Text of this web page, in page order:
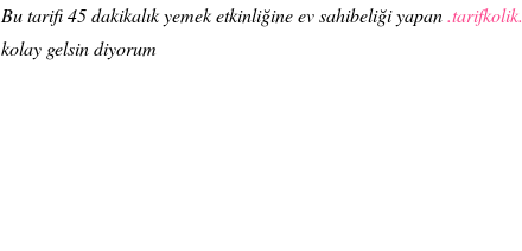
Bu tarifi 45 dakikalık yemek etkinliğine ev sahibeliği yapan.tarifkolik.
kolay gelsin diyorum